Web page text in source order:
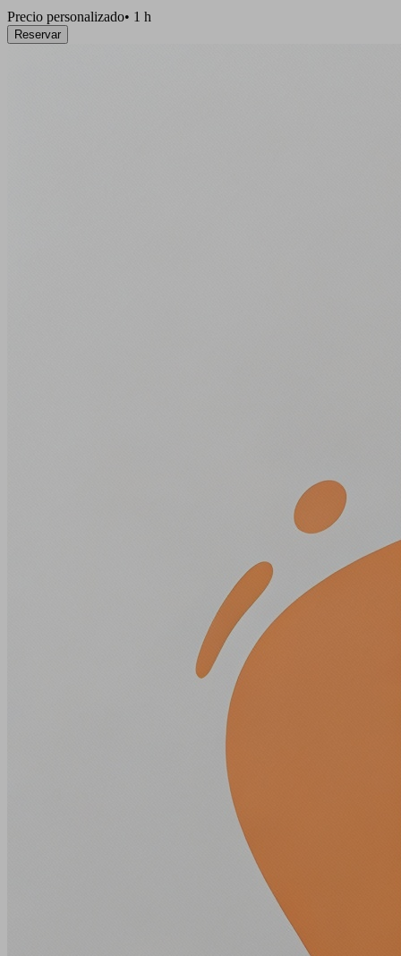
Precio personalizado• 1 h
Reservar